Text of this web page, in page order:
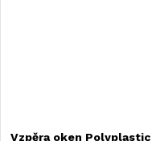
Vzpěra oken